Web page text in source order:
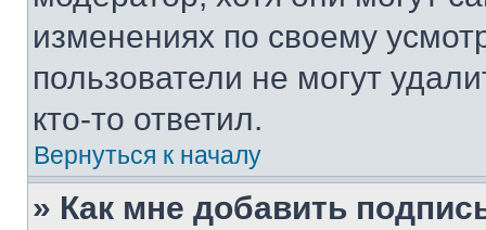
изменениях по своему
пользователи не могут
кто-то ответил.
Вернуться к началу
» Как мне добавить